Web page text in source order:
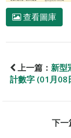
查看圖庫
上一篇： 新型
計數字 (01月08
下一